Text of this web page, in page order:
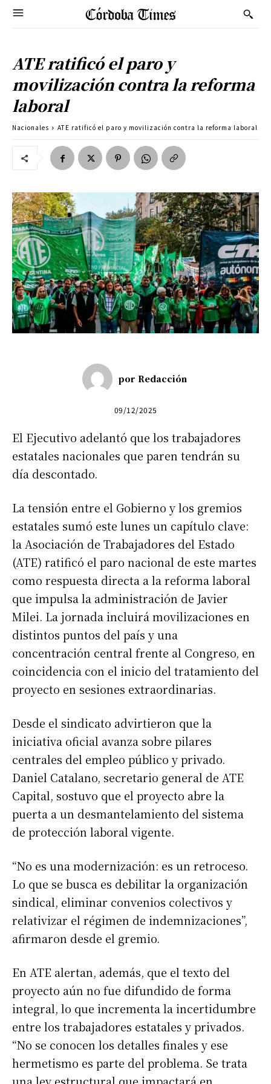
ATE ratificó el paro y
movilización contra la reforma
laboral
Nacionales ATE ratificó el paro y movilización contra la reforma laboral
por Redacción
09/12/2025
El Ejecutivo adelantó que los trabajadores
estatales nacionales que paren tendrán su
día descontado.
La tensión entre el Gobierno y los gremios
estatales sumó este lunes un capítulo clave:
la Asociación de Trabajadores del Estado
(ATE) ratificó el paro nacional de este martes
como respuesta directa a la reforma laboral
que impulsa la administración de Javier
Milei. La jornada incluirá movilizaciones en
distintos puntos del país y una
concentración central frente al Congreso, en
coincidencia con el inicio del tratamiento del
proyecto en sesiones extraordinarias.
Desde el sindicato advirtieron que la
iniciativa oficial avanza sobre pilares
centrales del empleo público y privado.
Daniel Catalano, secretario general de ATE
Capital, sostuvo que el proyecto abre la
puerta a un desmantelamiento del sistema
de protección laboral vigente.
“No es una modernización: es un retroceso.
Lo que se busca es debilitar la organización
sindical, eliminar convenios colectivos y
relativizar el régimen de indemnizaciones”,
afirmaron desde el gremio.
En ATE alertan, además, que el texto del
proyecto aún no fue difundido de forma
integral, lo que incrementa la incertidumbre
entre los trabajadores estatales y privados.
“No se conocen los detalles finales y ese
hermetismo es parte del problema. Se trata